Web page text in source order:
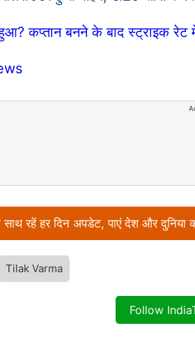
हुआ? कप्तान बनने के बाद स्ट्राइक
रहें हर दिन अपडेट, पाएं देश और दुनिया
Tilak Varma
Follow